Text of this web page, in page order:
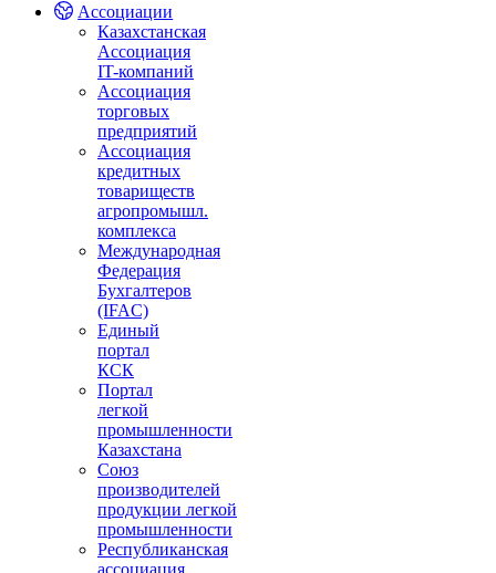
Ассоциации
Казахстанская
Ассоциация
IT-компаний
Ассоциация
торговых
предприятий
Ассоциация
кредитных
товариществ
агропромышл.
комплекса
Международная
Федерация
Бухгалтеров
(IFAC)
Единый
портал
КСК
Портал
легкой
промышленности
Казахстана
Союз
производителей
продукции легкой
промышленности
Республиканская
ассоциация